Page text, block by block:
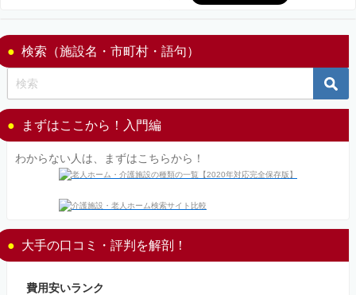
検索（施設名・市町村・語句）
まずはここから！入門編
わからない人は、まずはこちらから！
大手の口コミ・評判を解剖！
費用安いランク